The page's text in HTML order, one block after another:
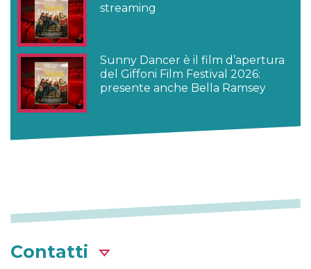
streaming
Sunny Dancer è il film d’apertura
del Giffoni Film Festival 2026:
presente anche Bella Ramsey
Contatti